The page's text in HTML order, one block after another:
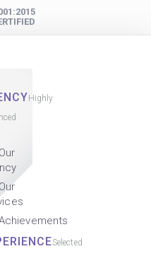
Highly
Our
Our
Selected